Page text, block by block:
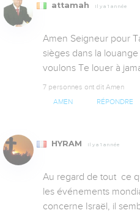
attamah Il y a 1 année
Amen Seigneur pour
sièges dans la
voulons Te louer à
7 personnes ont dit Amen
AMEN RÉPONDRE
HYRAM Il y a 1 année
Au regard de tout  ce
les événements
concerne Israël, il